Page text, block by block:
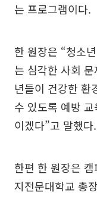
는 프로그램이다.
한 원장은 “청소
는 심각한 사회
년들이 건강한 환
수 있도록 예방
이겠다”고 말했다.
한편 한 원장은
지전문대학교 총